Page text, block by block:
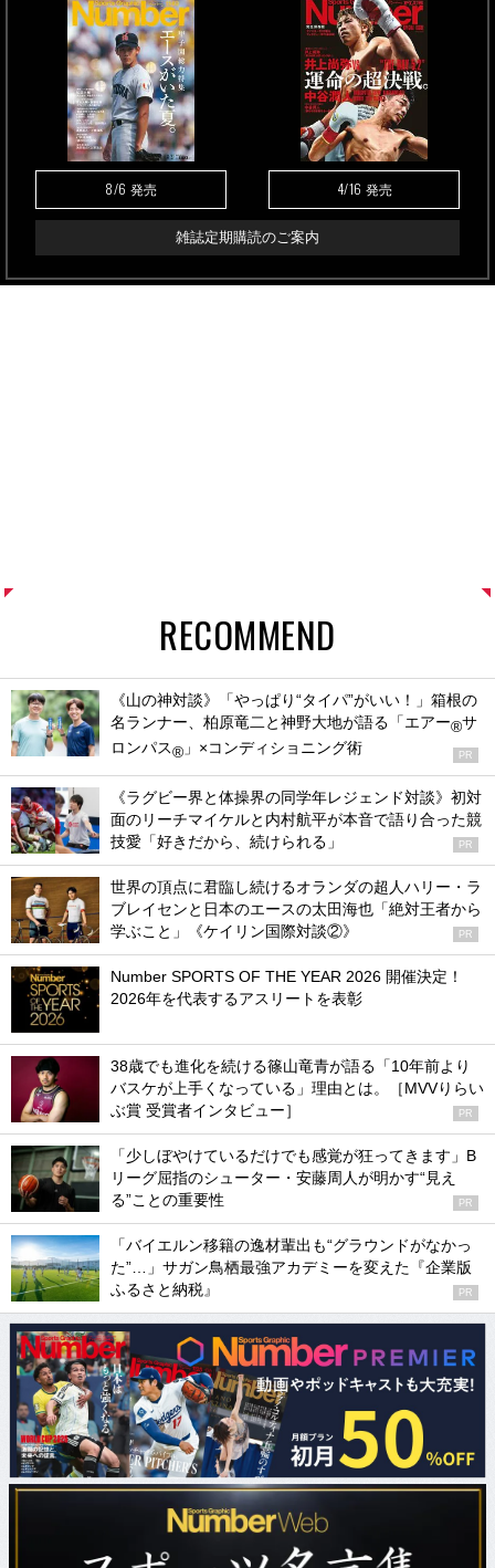
8/6 発売 4/16 発売
雑誌定期購読のご案内
RECOMMEND
《山の神対談》「やっぱり“タイパ”がいい！」箱根の
名ランナー、柏原竜二と神野大地が語る「エアー®サ
ロンパス® 」×コンディショニング術 PR
《ラグビー界と体操界の同学年レジェンド対談》初対
面のリーチマイケルと内村航平が本音で語り合った競
技愛「好きだから、続けられる」
PR
世界の頂点に君臨し続けるオランダの超人ハリー・ラ
ブレイセンと日本のエースの太田海也「絶対王者から
学ぶこと」《ケイリン国際対談②》
PR
Number SPORTS OF THE YEAR 2026 開催決定！
2026年を代表するアスリートを表彰
38歳でも進化を続ける篠山竜青が語る「10年前より
バスケが上手くなっている」理由とは。［MVVりらい
ぶ賞 受賞者インタビュー］
PR
「少しぼやけているだけでも感覚が狂ってきます」B
リーグ屈指のシューター・安藤周人が明かす“見え
る”ことの重要性
PR
「バイエルン移籍の逸材輩出も“グラウンドがなかっ
た”…」サガン鳥栖最強アカデミーを変えた『企業版
ふるさと納税』
PR